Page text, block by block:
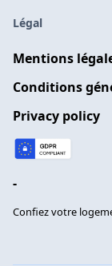
Légal
Mentions
Conditions
Privacy policy
-
Confiez votre